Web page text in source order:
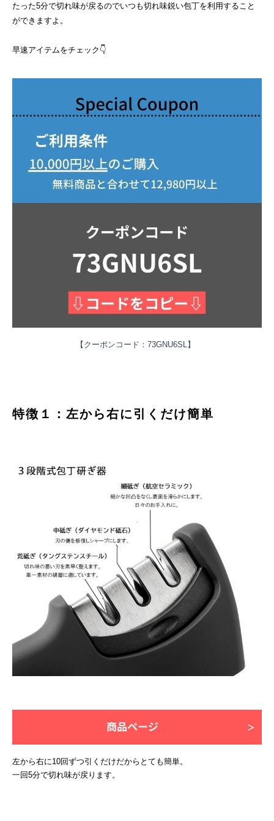
たった5分で切れ味が戻るのでいつも切れ味鋭い包丁を利用すること
ができますよ。
早速アイテムをチェック👇
【クーポンコード： 73GNU6SL】
特徴１：左から右に引くだけ簡単
左から右に10回ずつ引くだけだからとても簡単。
一回5分で切れ味が戻ります。